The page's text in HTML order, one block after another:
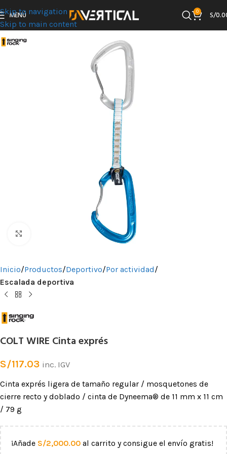
Skip to navigation
Skip to main content
MENÚ 0 S/
Inicio Productos Deportivo Por actividad
Escalada deportiva
COLT WIRE Cinta exprés
S/117.03 inc. IGV
Cinta exprés ligera de tamaño regular / mosquetones de
cierre recto y doblado / cinta de Dyneema® de 11 mm x 11 cm
/ 79 g
¡Añade S/2,000.00 al carrito y consigue el envío gratis!